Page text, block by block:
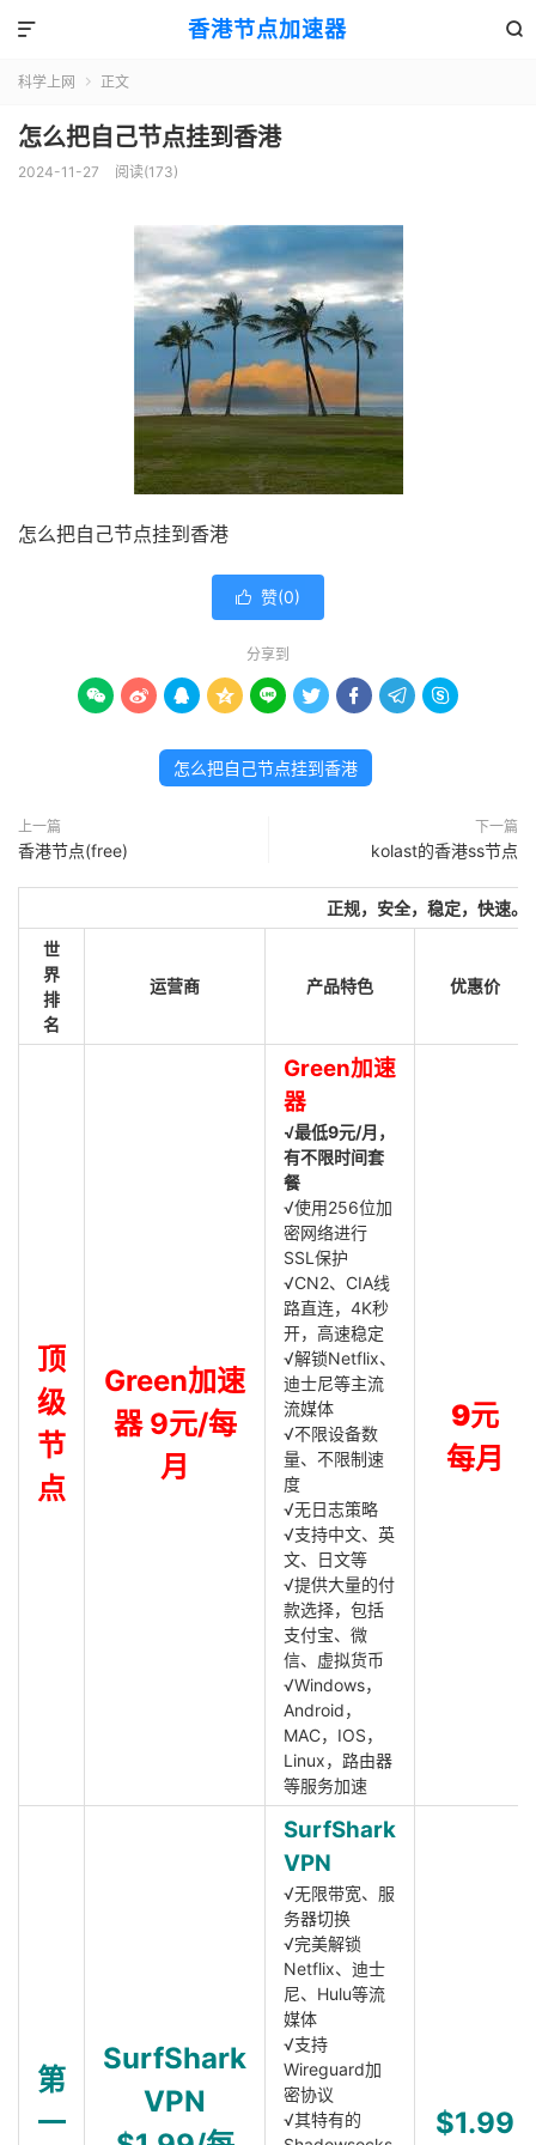
香港节点加速器 

科学上网  正文
怎么把自己节点挂到香港
2024-11-27 阅读(173)
怎么把自己节点挂到香港
 赞(0)
分享到
        
怎么把自己节点挂到香港
上一篇
香港节点(free)
下一篇
kolast的香港ss节点
正规，安全，稳定，快速。
世
界
排
名
运营商 产品特色 优惠价
顶
级
节
点
Green加速
器 9元/每
月
Green加速
器
√最低9元/月，
有不限时间套
餐
√使用256位加
密网络进行
SSL保护
√CN2、CIA线
路直连，4K秒
开，高速稳定
√解锁Netflix、
迪士尼等主流
流媒体
√不限设备数
量、不限制速
度
√无日志策略
√支持中文、英
文、日文等
√提供大量的付
款选择，包括
支付宝、微
信、虚拟货币
√Windows，
Android，
MAC，IOS，
Linux，路由器
等服务加速
9元
每月
第
一
SurfShark
VPN
SurfShark
VPN
√无限带宽、服
务器切换
√完美解锁
Netflix、迪士
尼、Hulu等流
媒体
√支持
Wireguard加
密协议
√其特有的
$1.99